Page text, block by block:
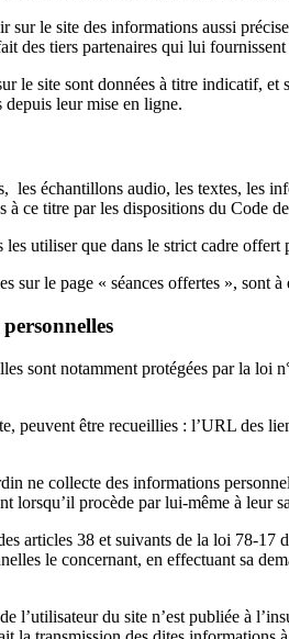
le site des informations aussi
des tiers partenaires qui lui
le site sont données à titre indicatif, et
leur mise en ligne.
les échantillons audio, les textes, les
à ce titre par les dispositions du Code
les utiliser que dans le strict cadre offert
sur le page « séances offertes », sont
sont notamment protégées par la
peuvent être recueillies : l’URL des
ne collecte des informations
lorsqu’il procède par lui-même à
articles 38 et suivants de la loi 78-
le concernant, en effectuant sa
l’utilisateur du site n’est publiée à